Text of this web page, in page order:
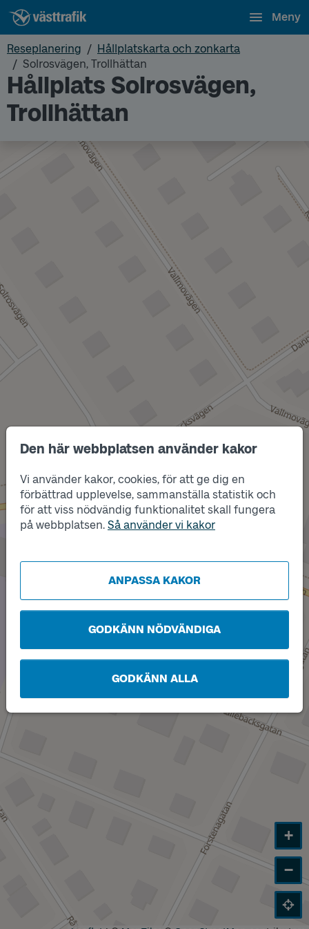
Den här webbplatsen använder kakor
Vi använder kakor, cookies, för att ge dig en
förbättrad upplevelse, sammanställa statistik och
för att viss nödvändig funktionalitet skall fungera
på webbplatsen. Så använder vi kakor
ANPASSA KAKOR
GODKÄNN NÖDVÄNDIGA
GODKÄNN ALLA
Meny
Reseplanering
Hållplatskarta och zonkarta
Solrosvägen, Trollhättan
Hållplats Solrosvägen,
Trollhättan
Läge
A
Läge
B
+
−